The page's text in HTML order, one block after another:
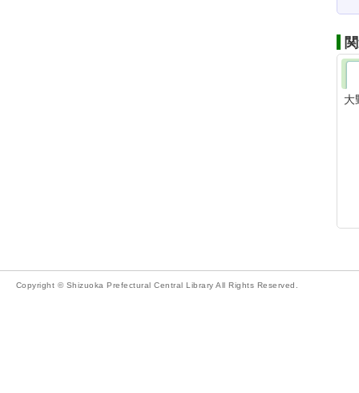
Copyright © Shizuoka Prefectural Central Library All Rights Reserved.